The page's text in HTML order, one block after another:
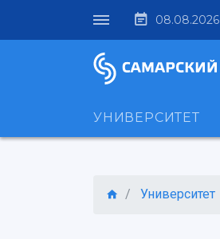
08.08.2026
УНИВЕРСИТЕТ
Университет